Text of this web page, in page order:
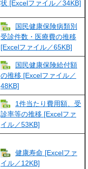
状 [Excelファイル／34KB]
国民健康保険病類別
受診件数・医療費の推移
[Excelファイル／65KB]
国民健康保険給付額
の推移 [Excelファイル／
48KB]
1件当たり費用額、受
診率等の推移 [Excelファ
イル／53KB]
健康寿命 [Excelファ
イル／12KB]